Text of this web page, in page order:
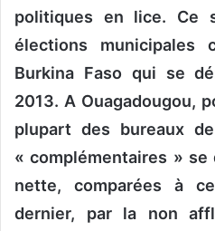
politiques en lice. Ce
élections municipales
Burkina Faso qui se
2013. A Ouagadougou,
plupart des bureaux
« complémentaires »
nette, comparées à
dernier, par la non